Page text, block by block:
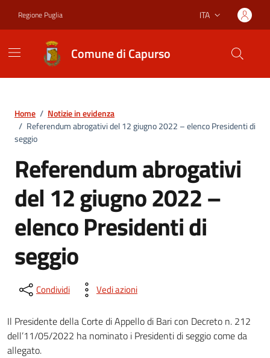
Regione Puglia Lingua attiva:
ITA
Comune di Capurso
Home / Notizie in evidenza
/ Referendum abrogativi del 12 giugno 2022 – elenco Presidenti di
seggio
Referendum abrogativi
del 12 giugno 2022 –
elenco Presidenti di
seggio
Condividi Vedi azioni
Il Presidente della Corte di Appello di Bari con Decreto n. 212
dell’11/05/2022 ha nominato i Presidenti di seggio come da
allegato.